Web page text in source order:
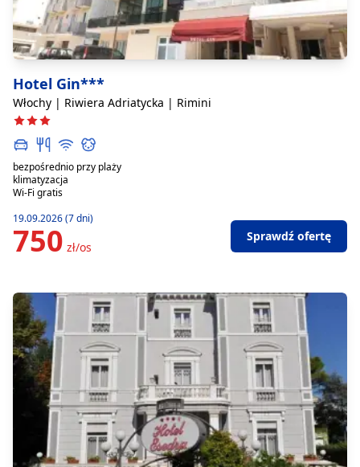
Hotel Gin***
Włochy | Riwiera Adriatycka | Rimini
bezpośrednio przy plaży
klimatyzacja
Wi-Fi gratis
19.09.2026 (7 dni)
750 zł/os
Sprawdź ofertę